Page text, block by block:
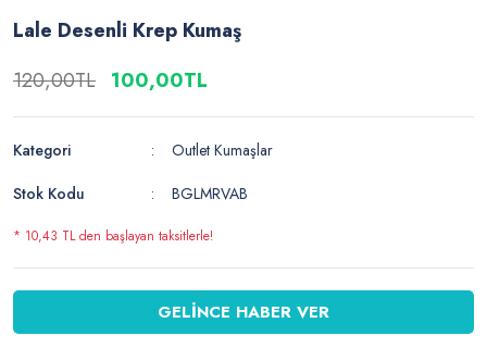
Lale Desenli Krep Kumaş
120,00TL 100,00TL
Kategori
Outlet Kumaşlar
Stok Kodu
BGLMRVAB
* 10,43 TL den başlayan taksitlerle!
GELİNCE HABER VER